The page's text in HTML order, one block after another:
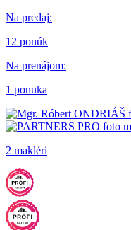
Na predaj:
12 ponúk
Na prenájom:
1 ponuka
2 makléri